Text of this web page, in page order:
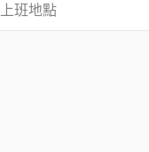
上班地點